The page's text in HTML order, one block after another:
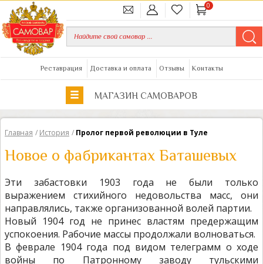
0
Реставрация Доставка и оплата Отзывы Контакты
МАГАЗИН САМОВАРОВ
Главная / История / Пролог первой революции в Туле
Новое о фабрикантах Баташевых
Эти забастовки 1903 года не были только
выражением стихийного недовольства масс, они
направлялись, также организованной волей партии.
Новый 1904 год не принес властям предержащим
успокоения. Рабочие массы продолжали волноваться.
В феврале 1904 года под видом телеграмм о ходе
войны по Патронному заводу тульскими